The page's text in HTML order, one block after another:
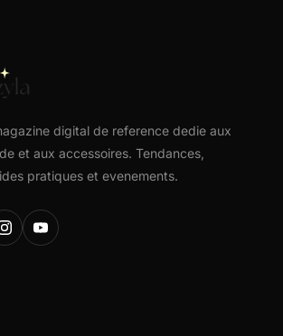
digital de reference dedie aux
et aux accessoires. Tendances,
pratiques et evenements.